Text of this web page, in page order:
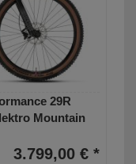
29R
Mountain
3.799,00 € *